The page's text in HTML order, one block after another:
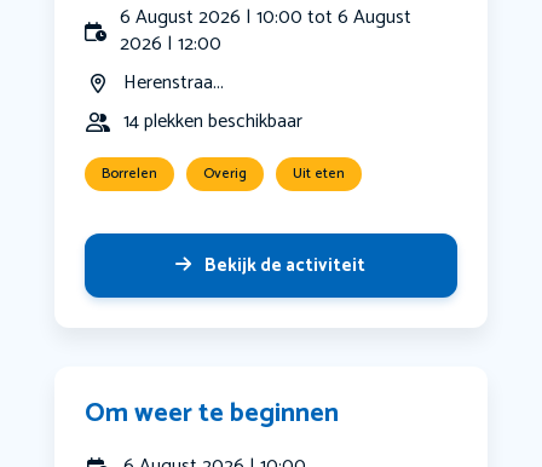
6 August 2026 | 10:00 tot 6 August
2026 | 12:00
Herenstraa...
14 plekken beschikbaar
Borrelen Overig Uit eten
Bekijk de activiteit
Om weer te beginnen